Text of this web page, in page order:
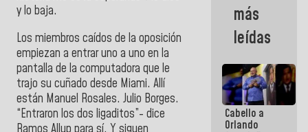
y lo baja.
Los miembros caídos de la oposición
empiezan a entrar uno a uno en la
pantalla de la computadora que le
trajo su cuñado desde Miami. Allí
están Manuel Rosales. Julio Borges.
“Entraron los dos ligaditos”- dice
Condominio
más
leídas
Cabello a
Orlando